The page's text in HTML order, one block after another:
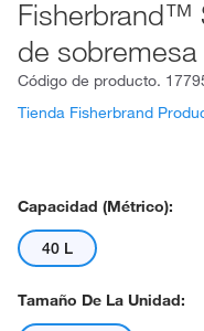
Fisherbrand™
de
Código de producto.
Tienda Fisherbrand
Capacidad (métrico):
40 L
Tamaño De La Unidad: